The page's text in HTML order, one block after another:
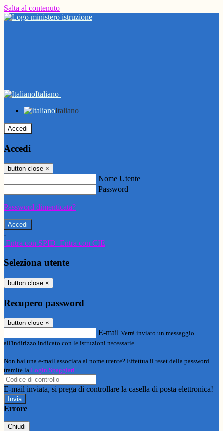
Salta al contenuto
Italiano
Italiano
Accedi
Accedi
button close ×
Nome Utente
Password
Password dimenticata?
-
Entra con SPID Entra con CIE
Seleziona utente
button close ×
Recupero password
button close ×
E-mail Verrà inviato un messaggio
all'indirizzo indicato con le istruzioni necessarie.
Non hai una e-mail associata al nome utente? Effettua il reset della password
tramite la Login Spaggiari
E-mail inviata, si prega di controllare la casella di posta elettronica!
Errore
Chiudi